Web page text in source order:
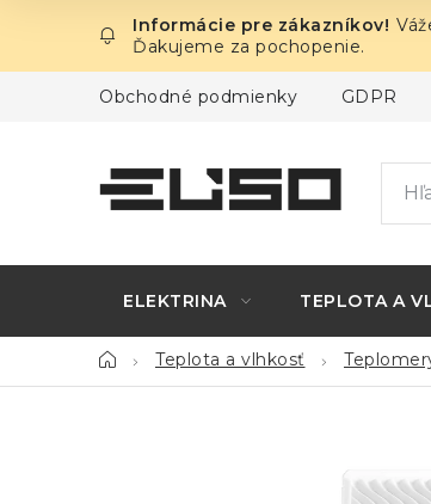
obsah
Ďakujeme za pochopenie.
Obchodné podmienky GDPR
ELEKTRINA TEPLOTA A
DomovTeplota a vlhkosť